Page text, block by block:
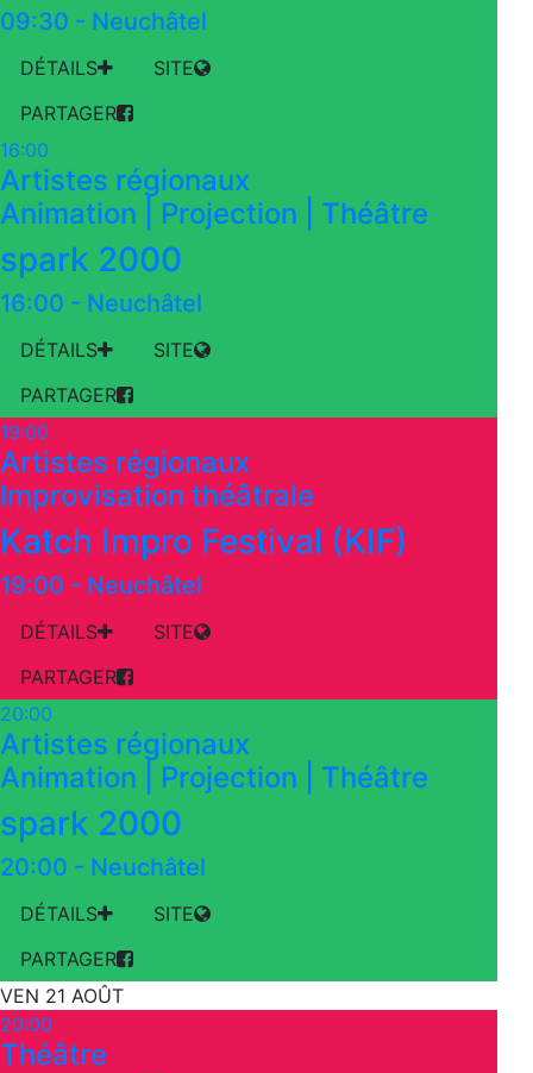
09:30 - Neuchâtel
DÉTAILS
SITE
PARTAGER
16:00
Artistes régionaux
Animation | Projection | Théâtre
spark 2000
16:00 - Neuchâtel
DÉTAILS
SITE
PARTAGER
19:00
Artistes régionaux
Improvisation théâtrale
Katch Impro Festival (KIF)
19:00 - Neuchâtel
DÉTAILS
SITE
PARTAGER
20:00
Artistes régionaux
Animation | Projection | Théâtre
spark 2000
20:00 - Neuchâtel
DÉTAILS
SITE
PARTAGER
VEN 21 AOÛT
20:00
Théâtre